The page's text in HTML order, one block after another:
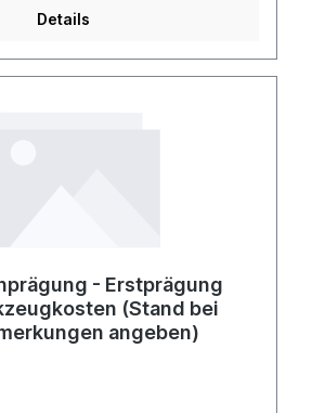
Details
- Erstprägung
(Stand bei
angeben)